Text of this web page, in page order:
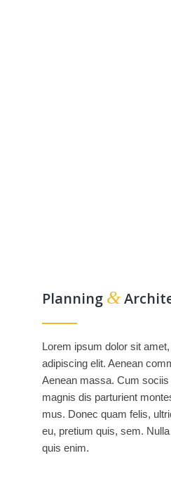
Planning &
Lorem ipsum dolor sit
adipiscing elit. Aenean
Aenean massa. Cum
magnis dis parturient
mus. Donec quam felis,
eu, pretium quis, sem.
quis enim.